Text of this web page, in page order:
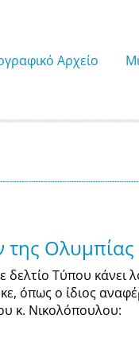
Αρχείο
της
Τύπου κάνει
όπως ο ίδιος
κ. Νικολόπουλου: